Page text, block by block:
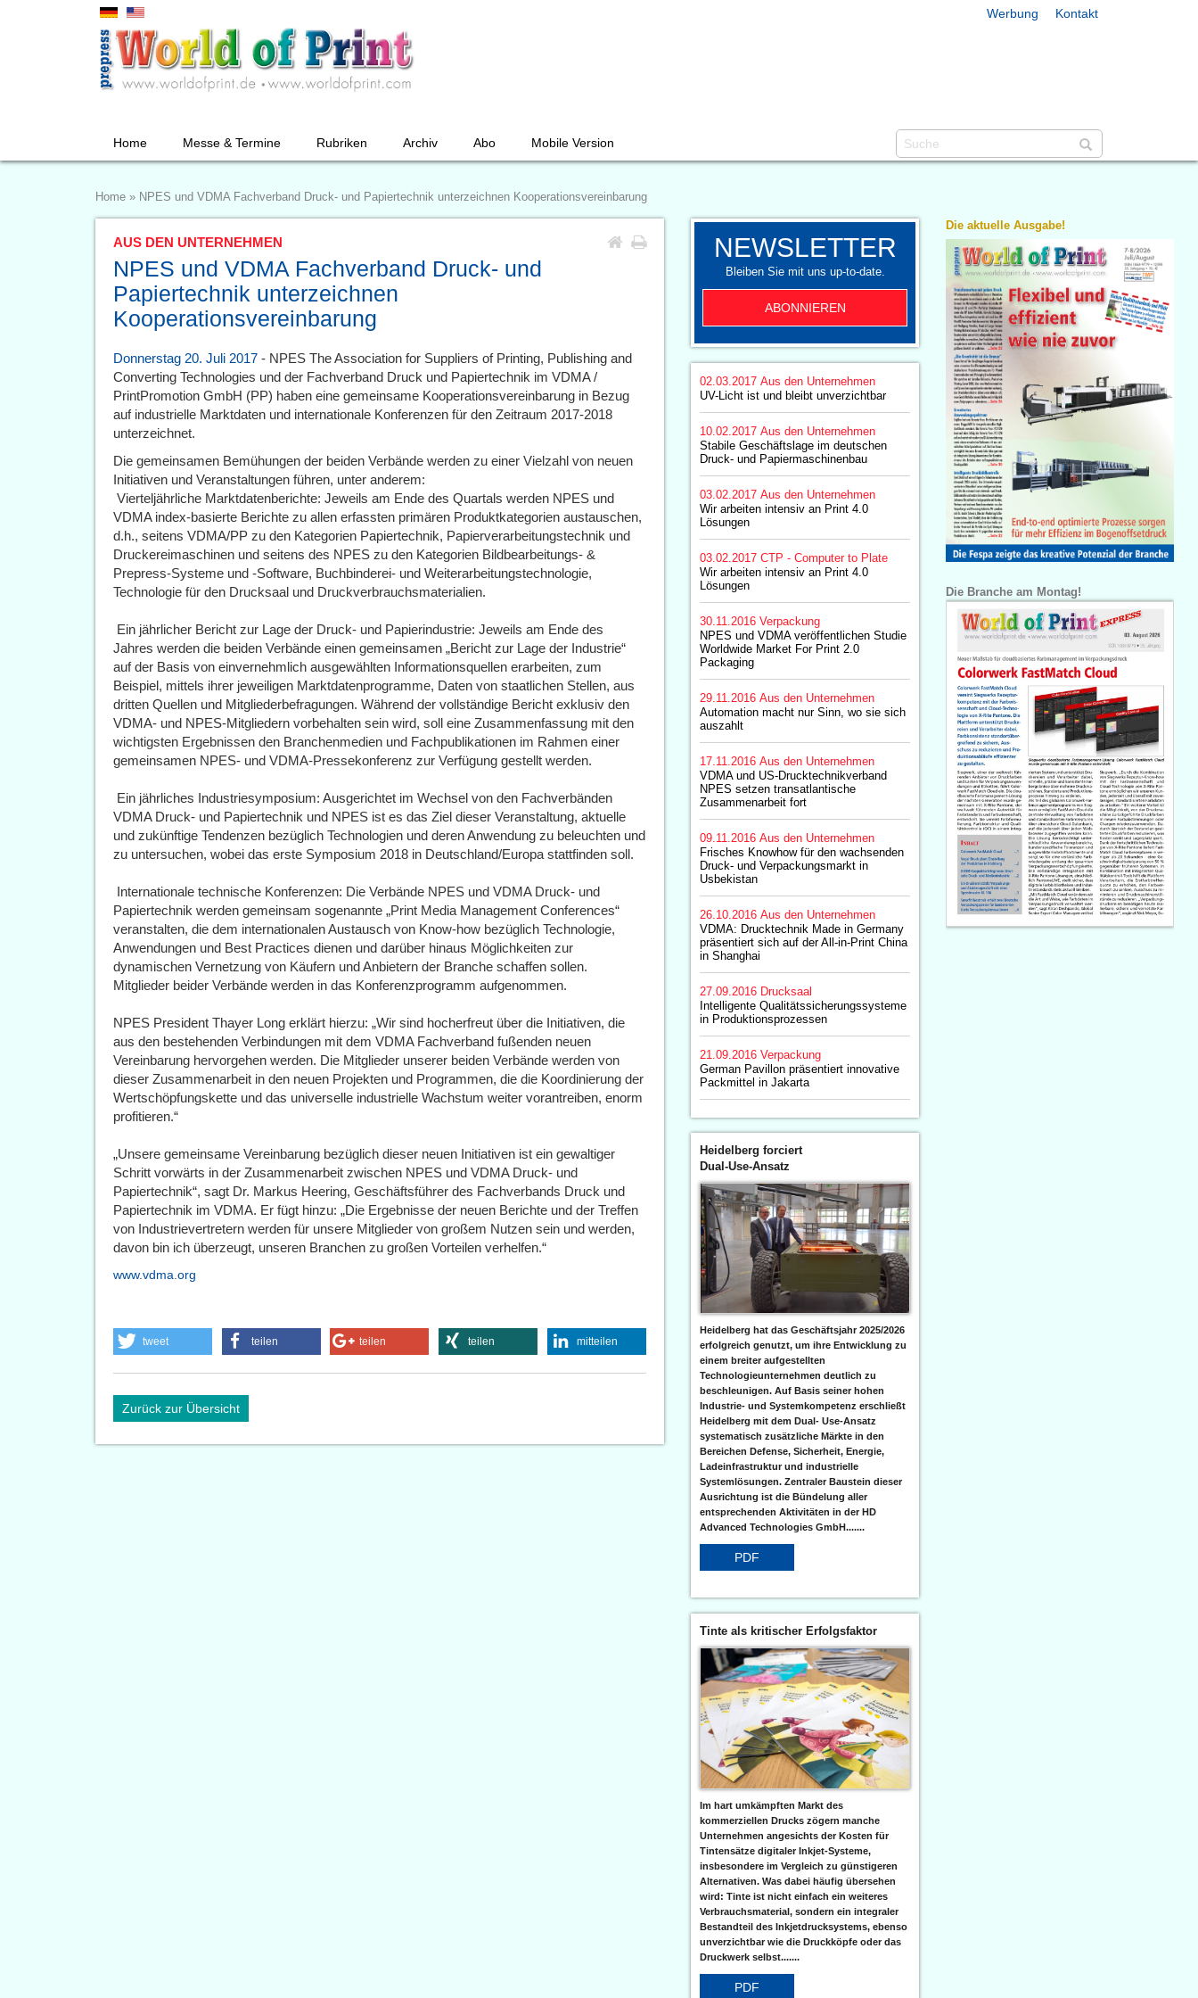
Werbung Kontakt
Home Messe & Termine Rubriken Archiv Abo Mobile Version
Home » NPES und VDMA Fachverband Druck- und Papiertechnik unterzeichnen Kooperationsvereinbarung
AUS DEN UNTERNEHMEN
NPES und VDMA Fachverband Druck- und
Papiertechnik unterzeichnen
Kooperationsvereinbarung
Donnerstag 20. Juli 2017 - NPES The Association for Suppliers of Printing, Publishing and
Converting Technologies und der Fachverband Druck und Papiertechnik im VDMA /
PrintPromotion GmbH (PP) haben eine gemeinsame Kooperationsvereinbarung in Bezug
auf industrielle Marktdaten und internationale Konferenzen für den Zeitraum 2017-2018
unterzeichnet.
Die gemeinsamen Bemühungen der beiden Verbände werden zu einer Vielzahl von neuen
Initiativen und Veranstaltungen führen, unter anderem:
 Vierteljährliche Marktdatenberichte: Jeweils am Ende des Quartals werden NPES und
VDMA index-basierte Berichte zu allen erfassten primären Produktkategorien austauschen,
d.h., seitens VDMA/PP zu den Kategorien Papiertechnik, Papierverarbeitungstechnik und
Druckereimaschinen und seitens des NPES zu den Kategorien Bildbearbeitungs- &
Prepress-Systeme und -Software, Buchbinderei- und Weiterarbeitungstechnologie,
Technologie für den Drucksaal und Druckverbrauchsmaterialien.
 Ein jährlicher Bericht zur Lage der Druck- und Papierindustrie: Jeweils am Ende des
Jahres werden die beiden Verbände einen gemeinsamen „Bericht zur Lage der Industrie“
auf der Basis von einvernehmlich ausgewählten Informationsquellen erarbeiten, zum
Beispiel, mittels ihrer jeweiligen Marktdatenprogramme, Daten von staatlichen Stellen, aus
dritten Quellen und Mitgliederbefragungen. Während der vollständige Bericht exklusiv den
VDMA- und NPES-Mitgliedern vorbehalten sein wird, soll eine Zusammenfassung mit den
wichtigsten Ergebnissen den Branchenmedien und Fachpublikationen im Rahmen einer
gemeinsamen NPES- und VDMA-Pressekonferenz zur Verfügung gestellt werden.
 Ein jährliches Industriesymposium: Ausgerichtet im Wechsel von den Fachverbänden
VDMA Druck- und Papiertechnik und NPES ist es das Ziel dieser Veranstaltung, aktuelle
und zukünftige Tendenzen bezüglich Technologien und deren Anwendung zu beleuchten und
zu untersuchen, wobei das erste Symposium 2018 in Deutschland/Europa stattfinden soll.
 Internationale technische Konferenzen: Die Verbände NPES und VDMA Druck- und
Papiertechnik werden gemeinsam sogenannte „Print Media Management Conferences“
veranstalten, die dem internationalen Austausch von Know-how bezüglich Technologie,
Anwendungen und Best Practices dienen und darüber hinaus Möglichkeiten zur
dynamischen Vernetzung von Käufern und Anbietern der Branche schaffen sollen.
Mitglieder beider Verbände werden in das Konferenzprogramm aufgenommen.
NPES President Thayer Long erklärt hierzu: „Wir sind hocherfreut über die Initiativen, die
aus den bestehenden Verbindungen mit dem VDMA Fachverband fußenden neuen
Vereinbarung hervorgehen werden. Die Mitglieder unserer beiden Verbände werden von
dieser Zusammenarbeit in den neuen Projekten und Programmen, die die Koordinierung der
Wertschöpfungskette und das universelle industrielle Wachstum weiter vorantreiben, enorm
profitieren.“
„Unsere gemeinsame Vereinbarung bezüglich dieser neuen Initiativen ist ein gewaltiger
Schritt vorwärts in der Zusammenarbeit zwischen NPES und VDMA Druck- und
Papiertechnik“, sagt Dr. Markus Heering, Geschäftsführer des Fachverbands Druck und
Papiertechnik im VDMA. Er fügt hinzu: „Die Ergebnisse der neuen Berichte und der Treffen
von Industrievertretern werden für unsere Mitglieder von großem Nutzen sein und werden,
davon bin ich überzeugt, unseren Branchen zu großen Vorteilen verhelfen.“
www.vdma.org
tweet teilen teilen teilen mitteilen
Zurück zur Übersicht
NEWSLETTER
Bleiben Sie mit uns up-to-date.
ABONNIEREN
02.03.2017 Aus den Unternehmen
UV-Licht ist und bleibt unverzichtbar
10.02.2017 Aus den Unternehmen
Stabile Geschäftslage im deutschen
Druck- und Papiermaschinenbau
03.02.2017 Aus den Unternehmen
Wir arbeiten intensiv an Print 4.0
Lösungen
03.02.2017 CTP - Computer to Plate
Wir arbeiten intensiv an Print 4.0
Lösungen
30.11.2016 Verpackung
NPES und VDMA veröffentlichen Studie
Worldwide Market For Print 2.0
Packaging
29.11.2016 Aus den Unternehmen
Automation macht nur Sinn, wo sie sich
auszahlt
17.11.2016 Aus den Unternehmen
VDMA und US-Drucktechnikverband
NPES setzen transatlantische
Zusammenarbeit fort
09.11.2016 Aus den Unternehmen
Frisches Knowhow für den wachsenden
Druck- und Verpackungsmarkt in
Usbekistan
26.10.2016 Aus den Unternehmen
VDMA: Drucktechnik Made in Germany
präsentiert sich auf der All-in-Print China
in Shanghai
27.09.2016 Drucksaal
Intelligente Qualitätssicherungssysteme
in Produktionsprozessen
21.09.2016 Verpackung
German Pavillon präsentiert innovative
Packmittel in Jakarta
Heidelberg forciert
Dual-Use-Ansatz
Heidelberg hat das Geschäftsjahr 2025/2026
erfolgreich genutzt, um ihre Entwicklung zu
einem breiter aufgestellten
Technologieunternehmen deutlich zu
beschleunigen. Auf Basis seiner hohen
Industrie- und Systemkompetenz erschließt
Heidelberg mit dem Dual- Use-Ansatz
systematisch zusätzliche Märkte in den
Bereichen Defense, Sicherheit, Energie,
Ladeinfrastruktur und industrielle
Systemlösungen. Zentraler Baustein dieser
Ausrichtung ist die Bündelung aller
entsprechenden Aktivitäten in der HD
Advanced Technologies GmbH.......
PDF
Tinte als kritischer Erfolgsfaktor
Im hart umkämpften Markt des
kommerziellen Drucks zögern manche
Unternehmen angesichts der Kosten für
Tintensätze digitaler Inkjet-Systeme,
insbesondere im Vergleich zu günstigeren
Alternativen. Was dabei häufig übersehen
wird: Tinte ist nicht einfach ein weiteres
Verbrauchsmaterial, sondern ein integraler
Bestandteil des Inkjetdrucksystems, ebenso
unverzichtbar wie die Druckköpfe oder das
Druckwerk selbst.......
PDF
Die aktuelle Ausgabe!
Die Branche am Montag!